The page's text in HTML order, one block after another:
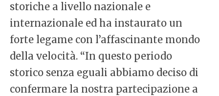
storiche a livello nazionale e
internazionale ed ha instaurato un
forte legame con l’affascinante mondo
della velocità. “In questo periodo
storico senza eguali abbiamo deciso di
confermare la nostra partecipazione a